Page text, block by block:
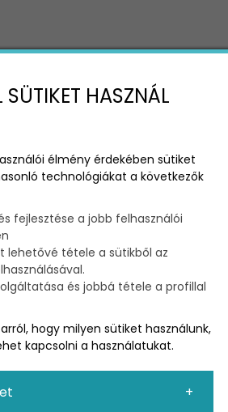
ÉS TANÁCSADÓ
SEOfacebookinstagram
tartalommarketing
ÁLLÁSAJÁNLAT
keresünk… Kit
Mutatom...
tanfolyam
HASZNÁL
élmény érdekében sütiket
technológiákat a következők
fejlesztése a jobb felhasználói
lehetővé tétele a sütikből az
és jobbá tétele a profillal
hogy milyen sütiket használunk,
kapcsolni a használatukat.